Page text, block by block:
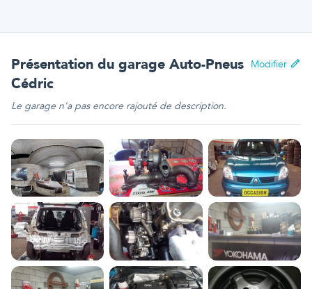
Présentation du garage Auto-Pneus
Cédric
Modifier
Le garage n'a pas encore rajouté de description.